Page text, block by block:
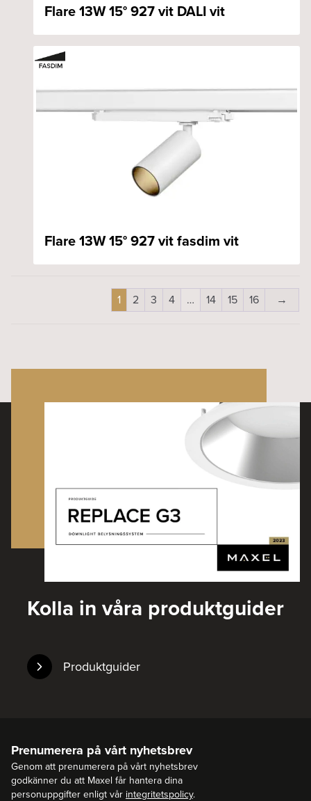
Flare 13W 15° 927 vit DALI vit
Flare 13W 15° 927 vit fasdim vit
1 2 3 4 … 14 15 16 →
Kolla in våra produktguider
Produktguider
Prenumerera på vårt nyhetsbrev
Genom att prenumerera på vårt nyhetsbrev
godkänner du att Maxel får hantera dina
personuppgifter enligt vår integritetspolicy.